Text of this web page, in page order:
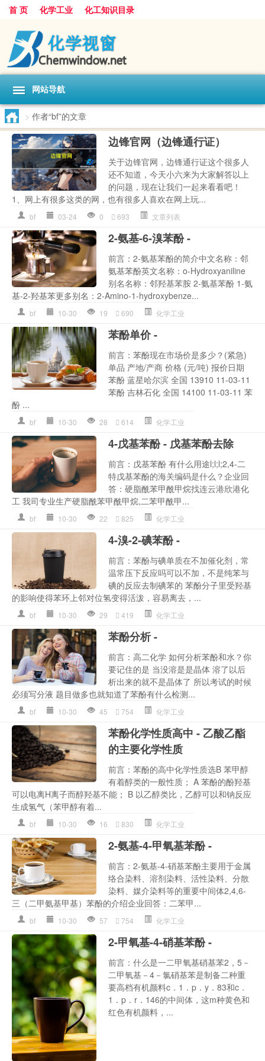
首 页 化学工业 化工知识目录
网站导航
> 作者“bf”的文章
边锋官网（边锋通行证）
关于边锋官网，边锋通行证这个很多人
还不知道，今天小六来为大家解答以上
的问题，现在让我们一起来看看吧！
1、网上有很多这类的网，也有很多人喜欢在网上玩...
bf 03-24 0 693 文章列表
2-氨基-6-溴苯酚 -
前言：2-氨基苯酚的简介中文名称：邻
氨基苯酚英文名称：o-Hydroxyaniline
别名名称：邻羟基苯胺 2-氨基苯酚 1-氨
基-2-羟基苯更多别名：2-Amino-1-hydroxybenze...
bf 10-30 19 690 化学工业
苯酚单价 -
前言：苯酚现在市场价是多少？(紧急)
单品 产地/产商 价格 (元/吨) 报价日期
苯酚 蓝星哈尔滨 全国 13910 11-03-11
苯酚 吉林石化 全国 14100 11-03-11 苯
酚 ...
bf 10-30 28 614 化学工业
4-戊基苯酚 - 戊基苯酚去除
前言：戊基苯酚 有什么用途l;l;l;2,4-二
特戊基苯酚的海关编码是什么？企业回
答：硬脂酰苯甲酰甲烷找连云港欣港化
工 我司专业生产硬脂酰苯甲酰甲烷,二苯甲酰甲...
bf 10-30 22 825 化学工业
4-溴-2-碘苯酚 -
前言：苯酚与碘单质在不加催化剂，常
温常压下反应吗可以不加，不是纯苯与
碘的反应去制碘苯的 苯酚分子里受羟基
的影响使得苯环上邻对位氢变得活泼，容易离去，...
bf 10-30 29 419 化学工业
苯酚分析 -
前言：高二化学 如何分析苯酚和水？你
要记住的是 当没溶是是晶体 溶了以后
析出来的就不是晶体了 所以考试的时候
必须写分液 题目做多也就知道了苯酚有什么检测...
bf 10-30 45 754 化学工业
苯酚化学性质高中 - 乙酸乙酯
的主要化学性质
前言：苯酚的高中化学性质选B 苯甲醇
有着醇类的一般性质； A 苯酚的酚羟基
可以电离H离子而醇羟基不能； B 以乙醇类比，乙醇可以和钠反应
生成氢气（苯甲醇有着...
bf 10-30 16 830 化学工业
2-氨基-4-甲氧基苯酚 -
前言：2-氨基-4-硝基苯酚主要用于金属
络合染料、溶剂染料、活性染料、分散
染料、媒介染料等的重要中间体2,4,6-
三（二甲氨基甲基）苯酚的介绍企业回答：二苯甲...
bf 10-30 57 754 化学工业
2-甲氧基-4-硝基苯酚 -
前言：什么是一二甲氧基硝基苯2，5－
二甲氧基－4－氯硝基苯是制备二种重
要高档有机颜料c．1．p．y．83和c．
1．p．r．146的中间体，这m种黄色和
红色有机颜料，...